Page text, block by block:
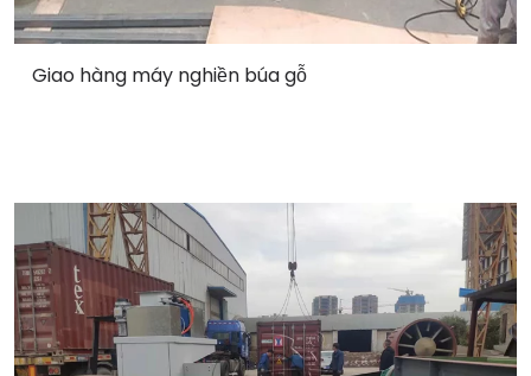
Giao hàng máy nghiền búa gỗ